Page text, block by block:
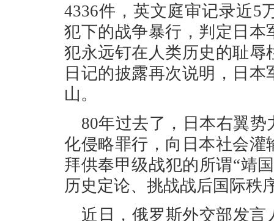
4336件，英文庭审记录近5
犯下的战争暴行，判定日
犯永远钉在人类历史的耻
日记的披露再次说明，日
山。
80年过去了，日本右翼
化侵略罪行，向日本社会
拜供奉甲级战犯的所谓“靖
历史定论、挑战战后国际秩
近日，俄罗斯外交部发